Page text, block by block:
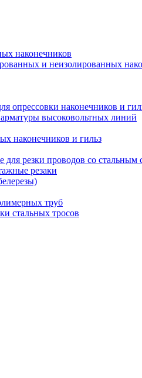
наконечников
и неизолированных
опрессовки наконечников и
высоковольтных линий
наконечников и гильз
резки проводов со стальным
резаки
труб
стальных тросов